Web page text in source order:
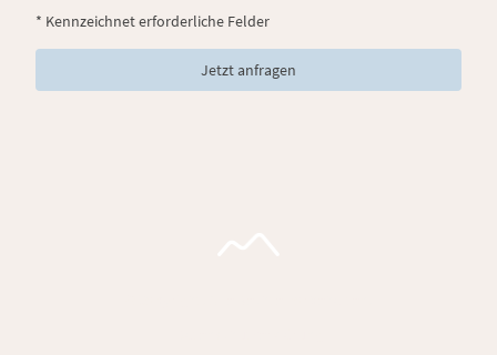
* Kennzeichnet erforderliche Felder
Jetzt anfragen